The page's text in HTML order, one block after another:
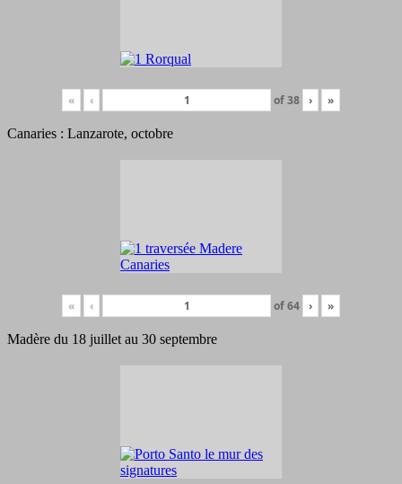
« ‹ of38 › »
Canaries : Lanzarote, octobre
« ‹ of64 › »
Madère du 18 juillet au 30 septembre